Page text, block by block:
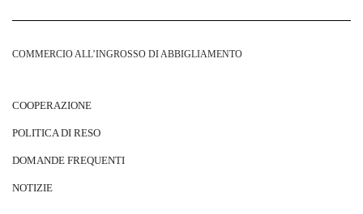
COMMERCIO ALL’INGROSSO DI ABBIGLIAMENTO
COOPERAZIONE
POLITICA DI RESO
DOMANDE FREQUENTI
NOTIZIE